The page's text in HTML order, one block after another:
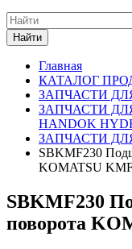
Найти
Главная
КАТАЛОГ
ЗАПЧАСТИ
ЗАПЧАСТИ
HANDOK
ЗАПЧАСТИ
SBKMF230
KOMATSU
SBKMF230
поворота